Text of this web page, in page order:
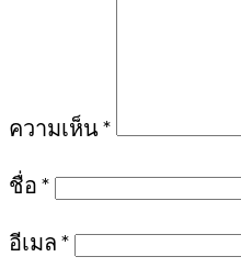
ความเห็น*
ชื่อ *
อีเมล *